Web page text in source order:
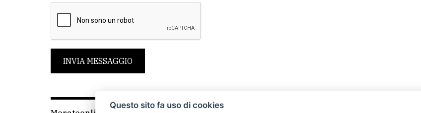
INVIA MESSAGGIO
Questo sito fa uso di cookies